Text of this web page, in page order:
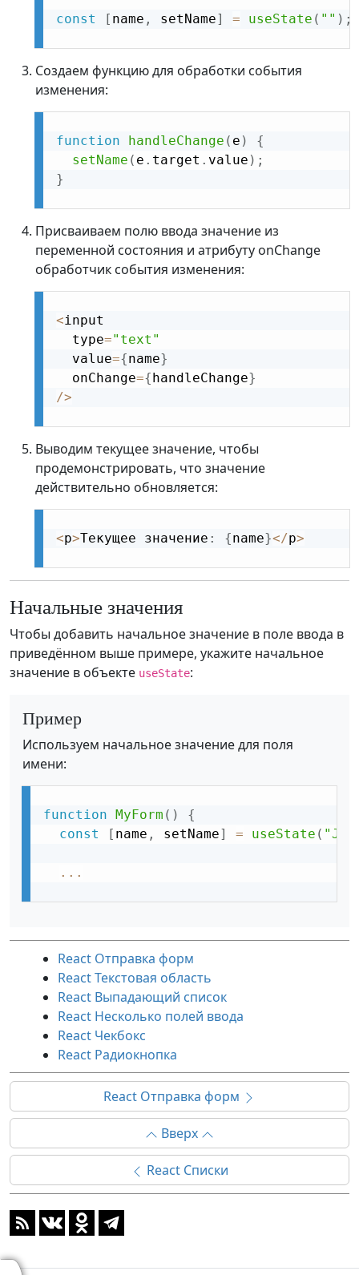
const [ name , setName] = useState ( "" ) ;
Создаем функцию для обработки события
изменения:
function handleChange ( e )
{
setName ( e . target . value ) ;
}
Присваиваем полю ввода значение из
переменной состояния и атрибуту onChange
обработчик события изменения:
<input
  type
="text"
  value
={name}
  onChange
={ handleChange}
/>
Выводим текущее значение, чтобы
продемонстрировать, что значение
действительно обновляется:
<p>Текущее значение : {name}</p>
Начальные значения
Чтобы добавить начальное значение в поле ввода в
приведённом выше примере, укажите начальное
значение в объекте useState:
Пример
Используем начальное значение для поля
имени:
function MyForm ( )
{
const
[ name , setName] = useState (
...
React Отправка форм
React Текстовая область
React Выпадающий список
React Несколько полей ввода
React Чекбокс
React Радиокнопка
React Отправка форм
Вверх
React Списки